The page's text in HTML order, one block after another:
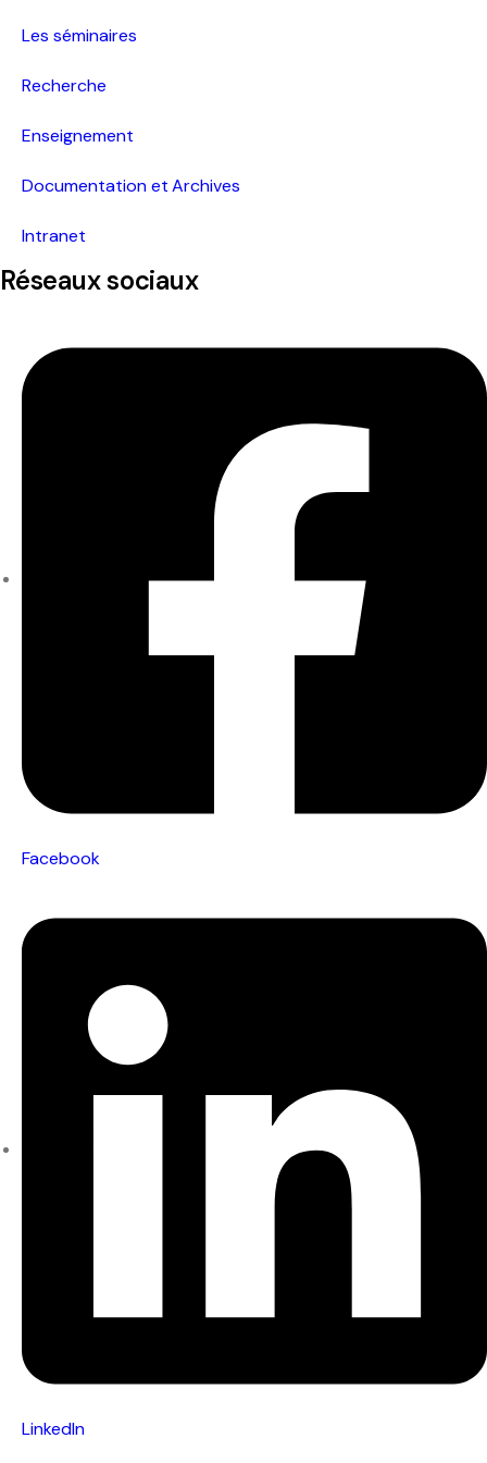
Pacific-Credo publications
Les séminaires
Recherche
Enseignement
Documentation et Archives
Intranet
Réseaux sociaux
Facebook
LinkedIn